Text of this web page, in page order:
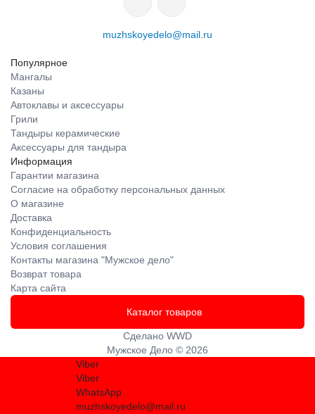
muzhskoyedelo@mail.ru
Популярное
Мангалы
Казаны
Автоклавы и аксессуары
Грили
Тандыры керамические
Аксессуары для тандыра
Информация
Гарантии магазина
Согласие на обработку персональных данных
О магазине
Доставка
Конфиденциальность
Условия соглашения
Контакты магазина "Мужское дело"
Возврат товара
Карта сайта
Каталог товаров
Сделано WWD
Мужское Дело © 2026
Viber
Viber
WhatsApp
muzhskoyedelo@mail.ru